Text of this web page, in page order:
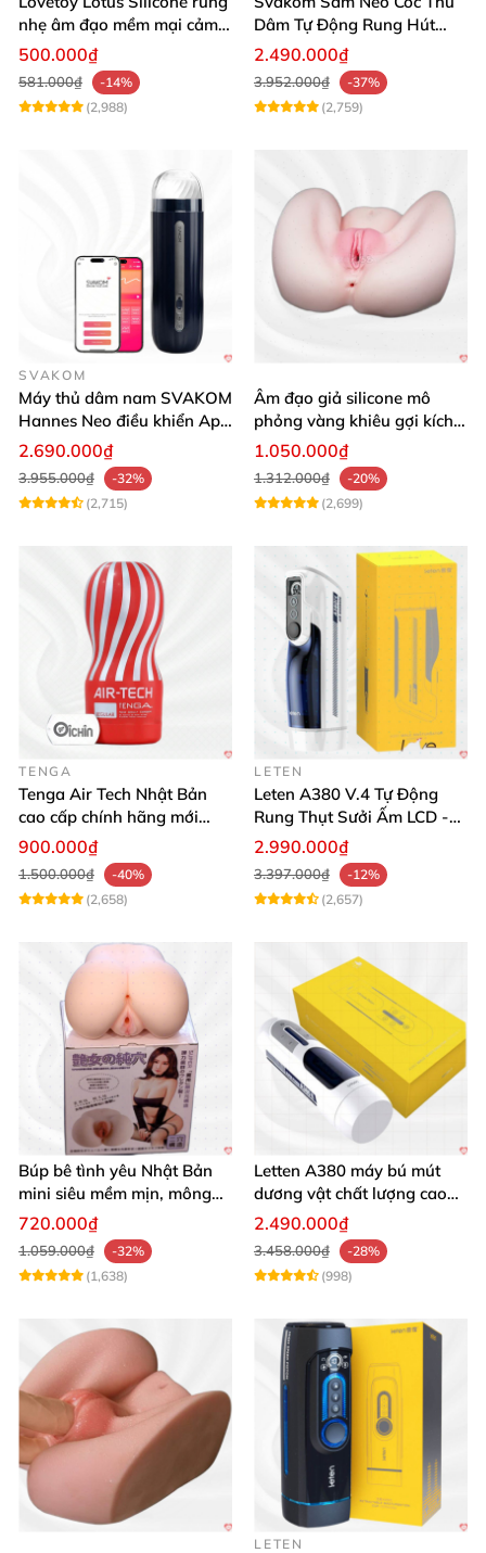
nhẹ âm đạo mềm mại cảm
giác thật
500.000₫
581.000₫
-14%
(2,988)
Dâm Tự Động Rung Hút
App Điều Khiển Xa
2.490.000₫
3.952.000₫
-37%
(2,759)
SVAKOM
Máy thủ dâm nam SVAKOM
Hannes Neo điều khiển App
tương tác
2.690.000₫
3.955.000₫
-32%
(2,715)
Âm đạo giả silicone mô
phỏng vàng khiêu gợi kích
thích mua
1.050.000₫
1.312.000₫
-20%
(2,699)
TENGA
Tenga Air Tech Nhật Bản
cao cấp chính hãng mới
seal giá tốt
900.000₫
1.500.000₫
-40%
(2,658)
LETEN
Leten A380 V.4 Tự Động
Rung Thụt Sưởi Ấm LCD -
Mua Ngay
2.990.000₫
3.397.000₫
-12%
(2,657)
Búp bê tình yêu Nhật Bản
mini siêu mềm mịn, mông
tròn quyến rũ
720.000₫
1.059.000₫
-32%
(1,638)
Letten A380 máy bú mút
dương vật chất lượng cao
giá tốt
2.490.000₫
3.458.000₫
-28%
(998)
LETEN